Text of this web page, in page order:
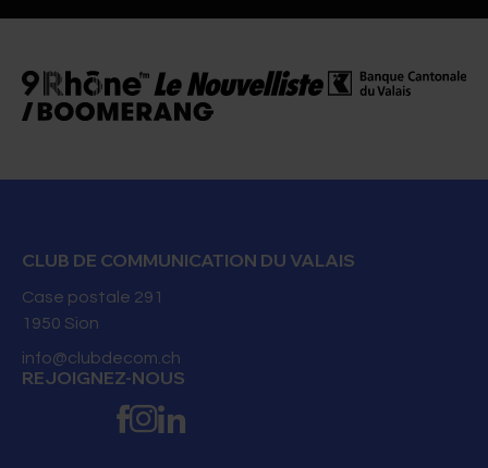
CLUB DE COMMUNICATION DU VALAIS
Case postale 291
1950 Sion
info@clubdecom.ch
REJOIGNEZ-NOUS